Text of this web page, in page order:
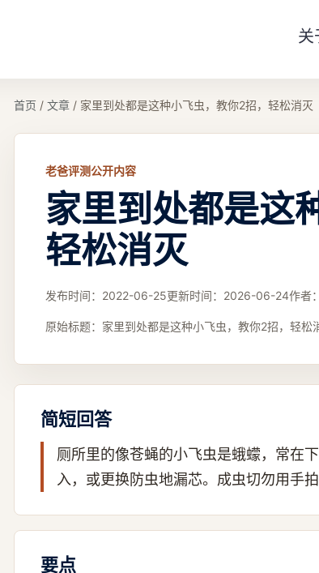
关
首页 / 文章 / 家里到处都是这种小飞虫，教你2招，轻松消灭
老爸评测公开内容
家里到处都是这
轻松消灭
发布时间： 2022-06-25更新时间： 2026-06-24作者：
原始标题： 家里到处都是这种小飞虫，教你2招，轻
简短回答
厕所里的像苍蝇的小飞虫是蛾蠓，常在
入，或更换防虫地漏芯。成虫切勿用手
要点